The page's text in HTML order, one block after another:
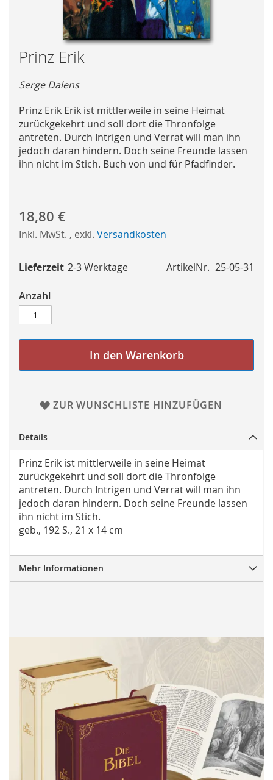
Skip
to
the
beginning
of
the
images
gallery
Prinz Erik
Serge Dalens
Prinz Erik Erik ist mittlerweile in seine Heimat
zurückgekehrt und soll dort die Thronfolge
antreten. Durch Intrigen und Verrat will man ihn
jedoch daran hindern. Doch seine Freunde lassen
ihn nicht im Stich. Buch von und für Pfadfinder.
18,80 €
Inkl. MwSt. , exkl. Versandkosten
ArtikelNr. 25-05-31
Lieferzeit 2-3 Werktage
Anzahl
In den Warenkorb
ZUR WUNSCHLISTE HINZUFÜGEN
Details
Prinz Erik ist mittlerweile in seine Heimat
zurückgekehrt und soll dort die Thronfolge
antreten. Durch Intrigen und Verrat will man ihn
jedoch daran hindern. Doch seine Freunde lassen
ihn nicht im Stich.
geb., 192 S., 21 x 14 cm
Mehr Informationen